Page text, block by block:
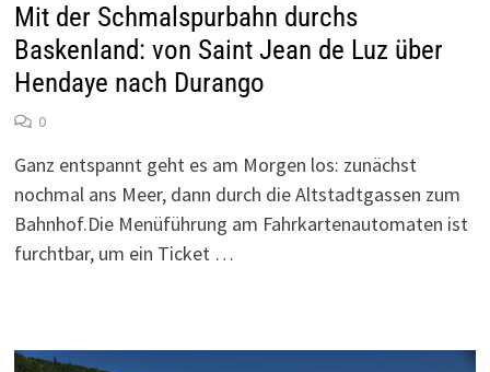
Mit der Schmalspurbahn durchs
Baskenland: von Saint Jean de Luz über
Hendaye nach Durango
0
Ganz entspannt geht es am Morgen los: zunächst
nochmal ans Meer, dann durch die Altstadtgassen zum
Bahnhof.Die Menüführung am Fahrkartenautomaten ist
furchtbar, um ein Ticket …